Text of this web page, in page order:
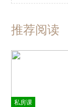
推荐阅读
私房课